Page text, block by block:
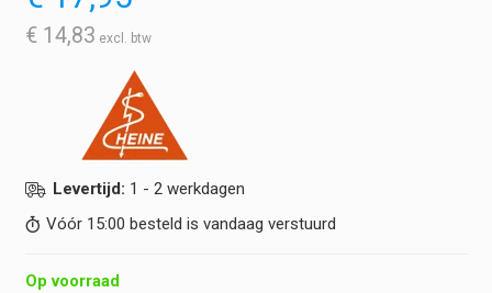
€ 14,83
Levertijd: 1 - 2 werkdagen
Vóór 15:00 besteld is vandaag verstuurd
Op voorraad